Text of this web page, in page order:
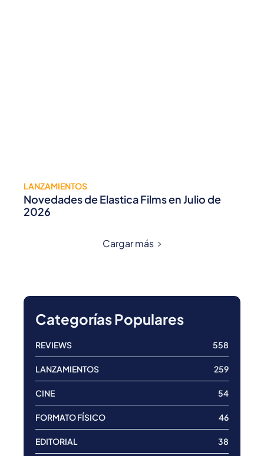
LANZAMIENTOS
Novedades de Elastica Films en Julio de
2026
Cargar más
Categorías Populares
REVIEWS 558
LANZAMIENTOS 259
CINE 54
FORMATO FÍSICO 46
EDITORIAL 38